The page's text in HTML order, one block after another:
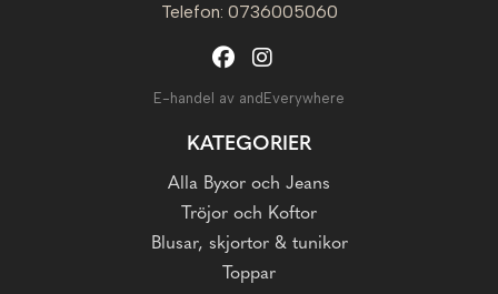
Telefon: 0736005060
E-handel av andEverywhere
KATEGORIER
Alla Byxor och Jeans
Tröjor och Koftor
Blusar, skjortor & tunikor
Toppar